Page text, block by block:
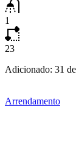
1
23
Adicionado: 31
Arrendamento